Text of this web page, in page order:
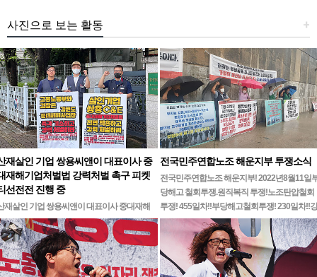
+
사진으로 보는 활동
재살인 기업 쌍용씨앤이 대표이사 중
재해기업처벌법 강력처벌 촉구 피켓
선전전 진행 중
재살인 기업 쌍용씨앤이 대표이사 중대재해
업처벌법 강력처벌 촉구민주노총 강원지역본
무기한 피켓시위 14일차고용노동부 강원지
앞 1인시위 진…
전국민주연합노조 해운지부 투쟁소식
전국민주연합노조 해운지부! 2022년8월11일
당해고 철회투쟁.원직복직 투쟁!노조탄압철회
투쟁! 455일차!!부당해고철회투쟁! 230일차!!강
릉ㆍ…